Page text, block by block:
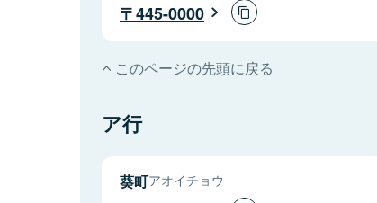
445-0000
このページの先頭に戻る
ア行
葵町アオイチョウ